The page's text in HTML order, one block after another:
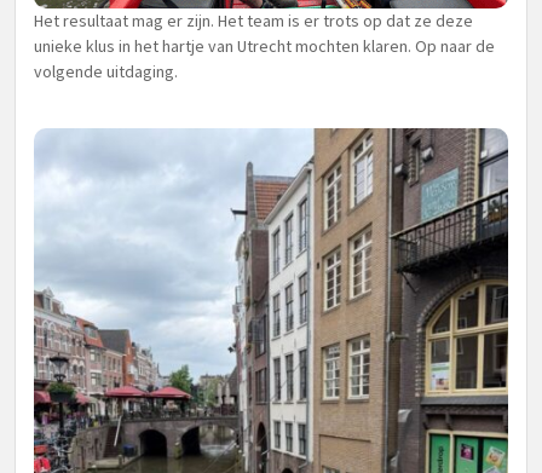
Het resultaat mag er zijn. Het team is er trots op dat ze deze
unieke klus in het hartje van Utrecht mochten klaren. Op naar de
volgende uitdaging.